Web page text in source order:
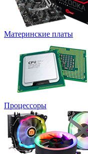
Материнские платы
Процессоры